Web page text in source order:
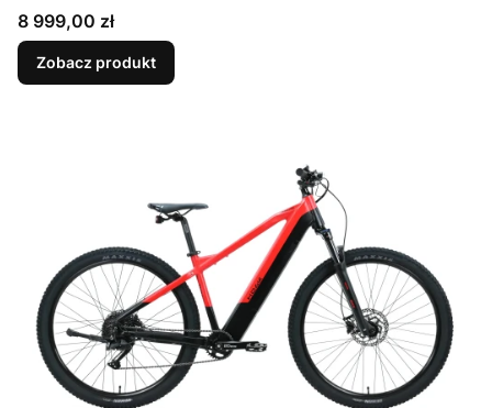
Cena
8 999,00 zł
Zobacz produkt